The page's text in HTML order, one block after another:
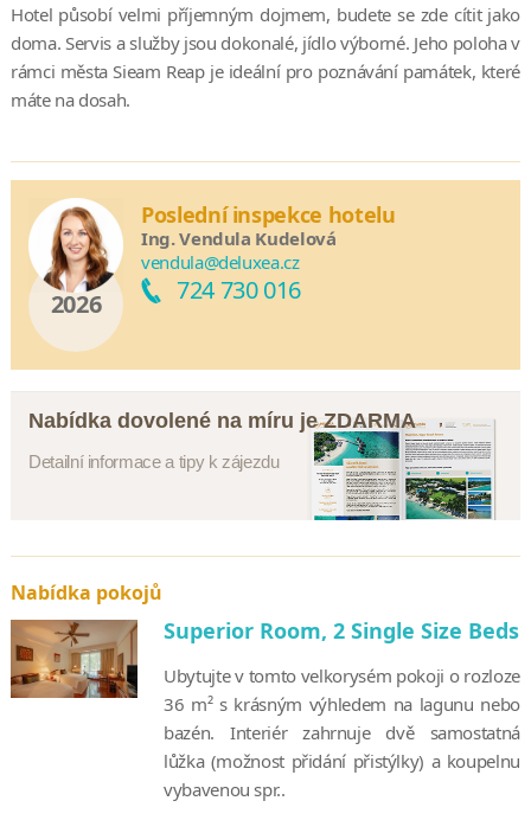
Hotel působí velmi příjemným dojmem, budete se zde cítit jako
doma. Servis a služby jsou dokonalé, jídlo výborné. Jeho poloha v
rámci města Sieam Reap je ideální pro poznávání památek, které
máte na dosah.
2026
Poslední inspekce hotelu
Ing. Vendula Kudelová
vendula@deluxea.cz
724 730 016
Nabídka dovolené na míru je ZDARMA
Detailní informace a tipy k zájezdu
Nabídka pokojů
Superior Room, 2 Single Size Beds
Ubytujte v tomto velkorysém pokoji o rozloze
36 m² s krásným výhledem na lagunu nebo
bazén. Interiér zahrnuje dvě samostatná
lůžka (možnost přidání přistýlky) a koupelnu
vybavenou spr..